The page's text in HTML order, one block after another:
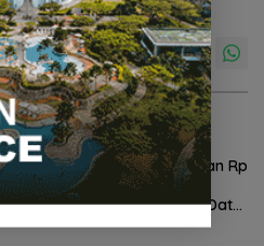
Telkom Catat Pendapatan Rp
75,9 Triliun di Semester I
2026, Bisnis Seluler dan Data
Jadi Motor Pertumbuhan